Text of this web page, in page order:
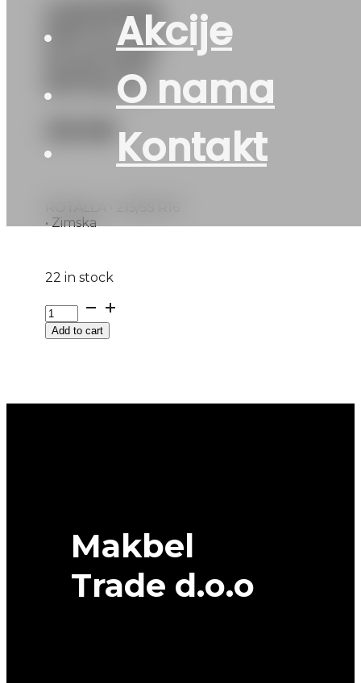
Akcije
O nama
Kontakt
G215/55R16
97H XL ICE-
ROTALLA
• Zimska
22 in stock
G215/55R16
97H
XLAdd to cart
Makbel
Trade d.o.o